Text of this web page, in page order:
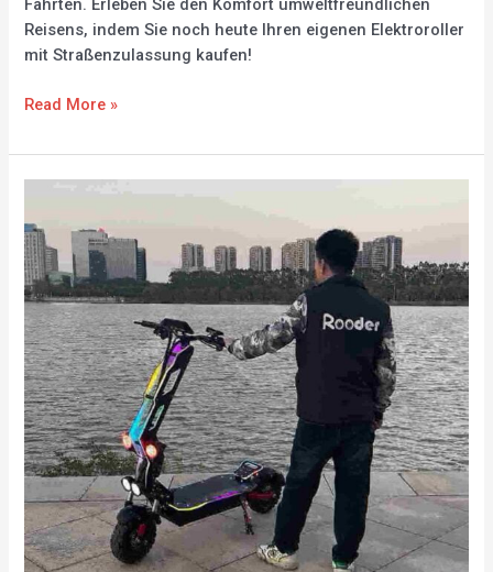
Fahrten. Erleben Sie den Komfort umweltfreundlichen
Reisens, indem Sie noch heute Ihren eigenen Elektroroller
mit Straßenzulassung kaufen!
Read More »
Straßenzulassung
Hersteller